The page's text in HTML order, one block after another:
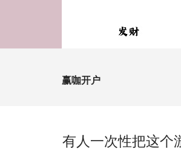
赢咖开户
有人一次性把这个